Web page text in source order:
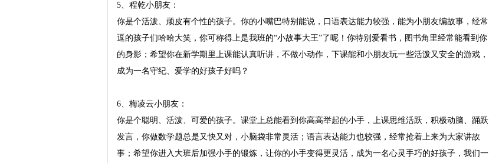
5、程乾小朋友：
你是个活泼、顽皮有个性的孩子。你的小嘴巴特别能说，口语表达能力较强，能为小朋友编故事，经常
逗的孩子们哈哈大笑，你可称得上是我班的“小故事大王”了呢！你特别爱看书，图书角里经常能看到你
的身影；希望你在新学期里上课能认真听讲，不做小动作，下课能和小朋友玩一些活泼又安全的游戏，
成为一名守纪、爱学的好孩子好吗？
6、梅凌云小朋友：
你是个聪明、活泼、可爱的孩子。课堂上总能看到你高高举起的小手，上课思维活跃，积极动脑、踊跃
发言，你做数学题总是又快又对，小脑袋非常灵活；语言表达能力也较强，经常抢着上来为大家讲故
事；希望你进入大班后加强小手的锻炼，让你的小手变得更灵活，成为一名心灵手巧的好孩子，我们一